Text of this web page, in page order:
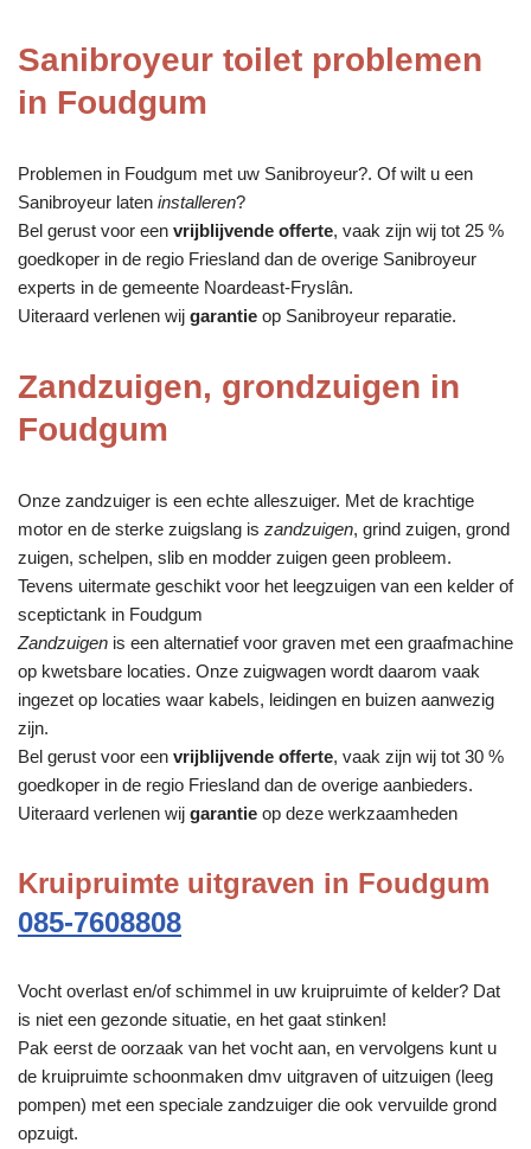
Sanibroyeur toilet problemen
in Foudgum
Problemen in Foudgum met uw Sanibroyeur?. Of wilt u een
Sanibroyeur laten installeren?
Bel gerust voor een vrijblijvende offerte, vaak zijn wij tot 25 %
goedkoper in de regio Friesland dan de overige Sanibroyeur
experts in de gemeente Noardeast-Fryslân.
Uiteraard verlenen wij garantie op Sanibroyeur reparatie.
Zandzuigen, grondzuigen in
Foudgum
Onze zandzuiger is een echte alleszuiger. Met de krachtige
motor en de sterke zuigslang is zandzuigen, grind zuigen, grond
zuigen, schelpen, slib en modder zuigen geen probleem.
Tevens uitermate geschikt voor het leegzuigen van een kelder of
sceptictank in Foudgum
Zandzuigen is een alternatief voor graven met een graafmachine
op kwetsbare locaties. Onze zuigwagen wordt daarom vaak
ingezet op locaties waar kabels, leidingen en buizen aanwezig
zijn.
Bel gerust voor een vrijblijvende offerte, vaak zijn wij tot 30 %
goedkoper in de regio Friesland dan de overige aanbieders.
Uiteraard verlenen wij garantie op deze werkzaamheden
Kruipruimte uitgraven in Foudgum
085-7608808
Vocht overlast en/of schimmel in uw kruipruimte of kelder? Dat
is niet een gezonde situatie, en het gaat stinken!
Pak eerst de oorzaak van het vocht aan, en vervolgens kunt u
de kruipruimte schoonmaken dmv uitgraven of uitzuigen (leeg
pompen) met een speciale zandzuiger die ook vervuilde grond
opzuigt.